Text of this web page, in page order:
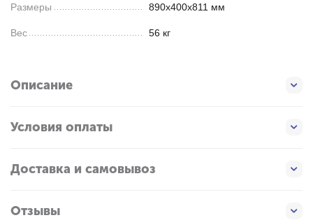
Размеры 890х400х811 мм
Вес 56 кг
Описание
Условия оплаты
Доставка и самовывоз
Отзывы